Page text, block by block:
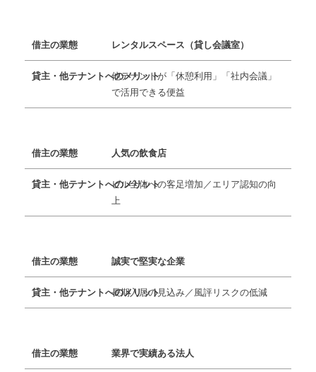
レンタルスペース（貸し会議室）
他テナントが「休憩利用」「社内会議」
で活用できる便益
人気の飲食店
ビル全体への客足増加／エリア認知の向
上
誠実で堅実な企業
長期入居の見込み／風評リスクの低減
業界で実績ある法人